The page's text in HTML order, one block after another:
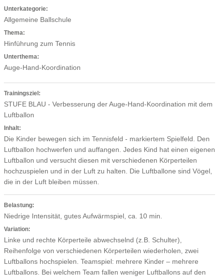
Unterkategorie:
Allgemeine Ballschule
Thema:
Hinführung zum Tennis
Unterthema:
Auge-Hand-Koordination
Trainingsziel:
STUFE BLAU - Verbesserung der Auge-Hand-Koordination mit dem
Luftballon
Inhalt:
Die Kinder bewegen sich im Tennisfeld - markiertem Spielfeld. Den
Luftballon hochwerfen und auffangen. Jedes Kind hat einen eigenen
Luftballon und versucht diesen mit verschiedenen Körperteilen
hochzuspielen und in der Luft zu halten. Die Luftballone sind Vögel,
die in der Luft bleiben müssen.
Belastung:
Niedrige Intensität, gutes Aufwärmspiel, ca. 10 min.
Variation:
Linke und rechte Körperteile abwechselnd (z.B. Schulter),
Reihenfolge von verschiedenen Körperteilen wiederholen, zwei
Luftballons hochspielen. Teamspiel: mehrere Kinder – mehrere
Luftballons. Bei welchem Team fallen weniger Luftballons auf den